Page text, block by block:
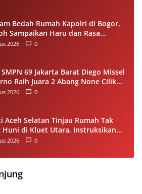
Bedah Rumah Kapolri di Bogor,
Sampaikan Haru dan Rasa
2026 0
SMPN 69 Jakarta Barat Diego Missel
Raih Juara 2 Abang None Cilik
Kencur 2026
2026 0
Aceh Selatan Tinjau Rumah Tak
Huni di Kluet Utara, Instruksikan
Program Bantuan Rumah 2027
2026 0